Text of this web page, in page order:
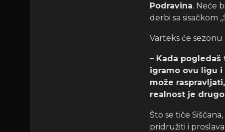
Podravina. Neće
derbi sa sisačkom
Varteks će sezonu
– Kada
igramo ovu ligu i
može
realnost je drugo
Što se tiče
pridružiti i